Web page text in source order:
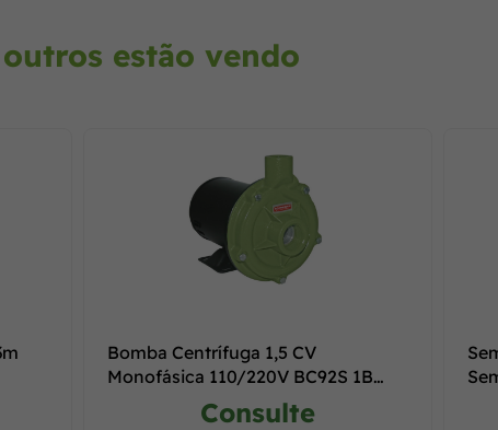
estão vendo
Bomba Centrífuga 1,5 CV
Monofásica 110/220V BC92S 1B
REF. 87100135-00Consulte